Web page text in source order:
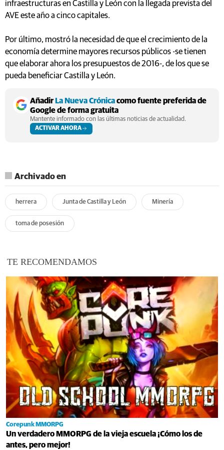
infraestructuras en Castilla y León con la llegada prevista del
AVE este año a cinco capitales.
Por último, mostró la necesidad de que el crecimiento de la
economía determine mayores recursos públicos -se tienen
que elaborar ahora los presupuestos de 2016-, de los que se
pueda beneficiar Castilla y León.
AñadirLa Nueva Crónicacomo fuente preferida de
Google de forma gratuita
Mantente informado con las últimas noticias de actualidad.
ACTIVAR AHORA
Archivado en
herrera Junta de Castilla y León Minería
toma de posesión
TE RECOMENDAMOS
Corepunk MMORPG
Un verdadero MMORPG de la vieja escuela ¡Cómo los de
antes, pero mejor!